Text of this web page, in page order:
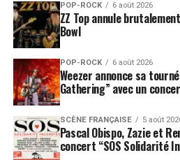
POP-ROCK 6 août 2026
ZZ Top annule
Bowl
POP-ROCK 6 août 2026
Weezer annonce sa
Gathering” avec un
SCÈNE FRANÇAISE 5 août
Pascal Obispo, Zazie et
concert “SOS Solidarité